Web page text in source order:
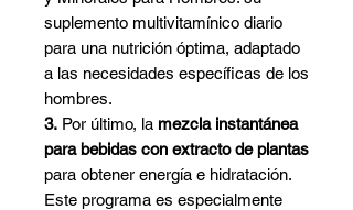
suplemento multivitamínico diario
para una nutrición óptima, adaptado
a las necesidades específicas de los
hombres.
3. Por último, la mezcla instantánea
para bebidas con extracto de plantas
para obtener energía e hidratación.
Este programa es especialmente